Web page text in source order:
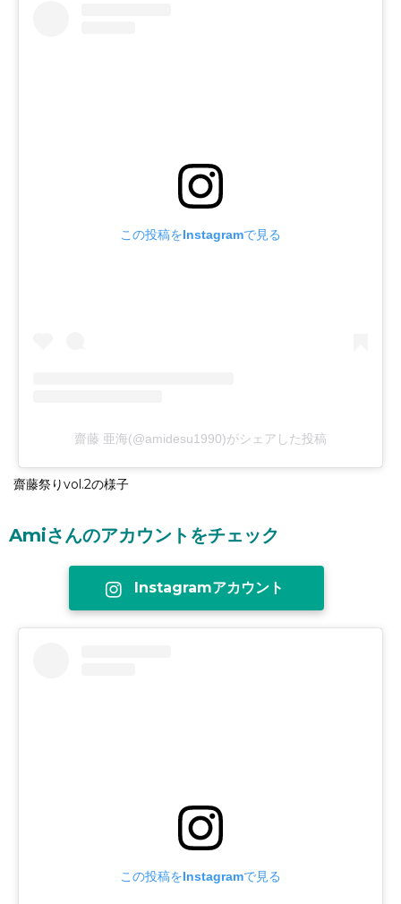
この投稿をInstagramで見る
齋藤 亜海(@amidesu1990)がシェアした投稿
齋藤祭りvol.2の様子
Amiさんのアカウントをチェック
Instagramアカウント
この投稿をInstagramで見る